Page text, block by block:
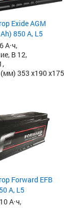
Exide AGM
850 А, L5
А·ч,
В 12,
353 x190 x175
Forward EFB
А, L5
А·ч,